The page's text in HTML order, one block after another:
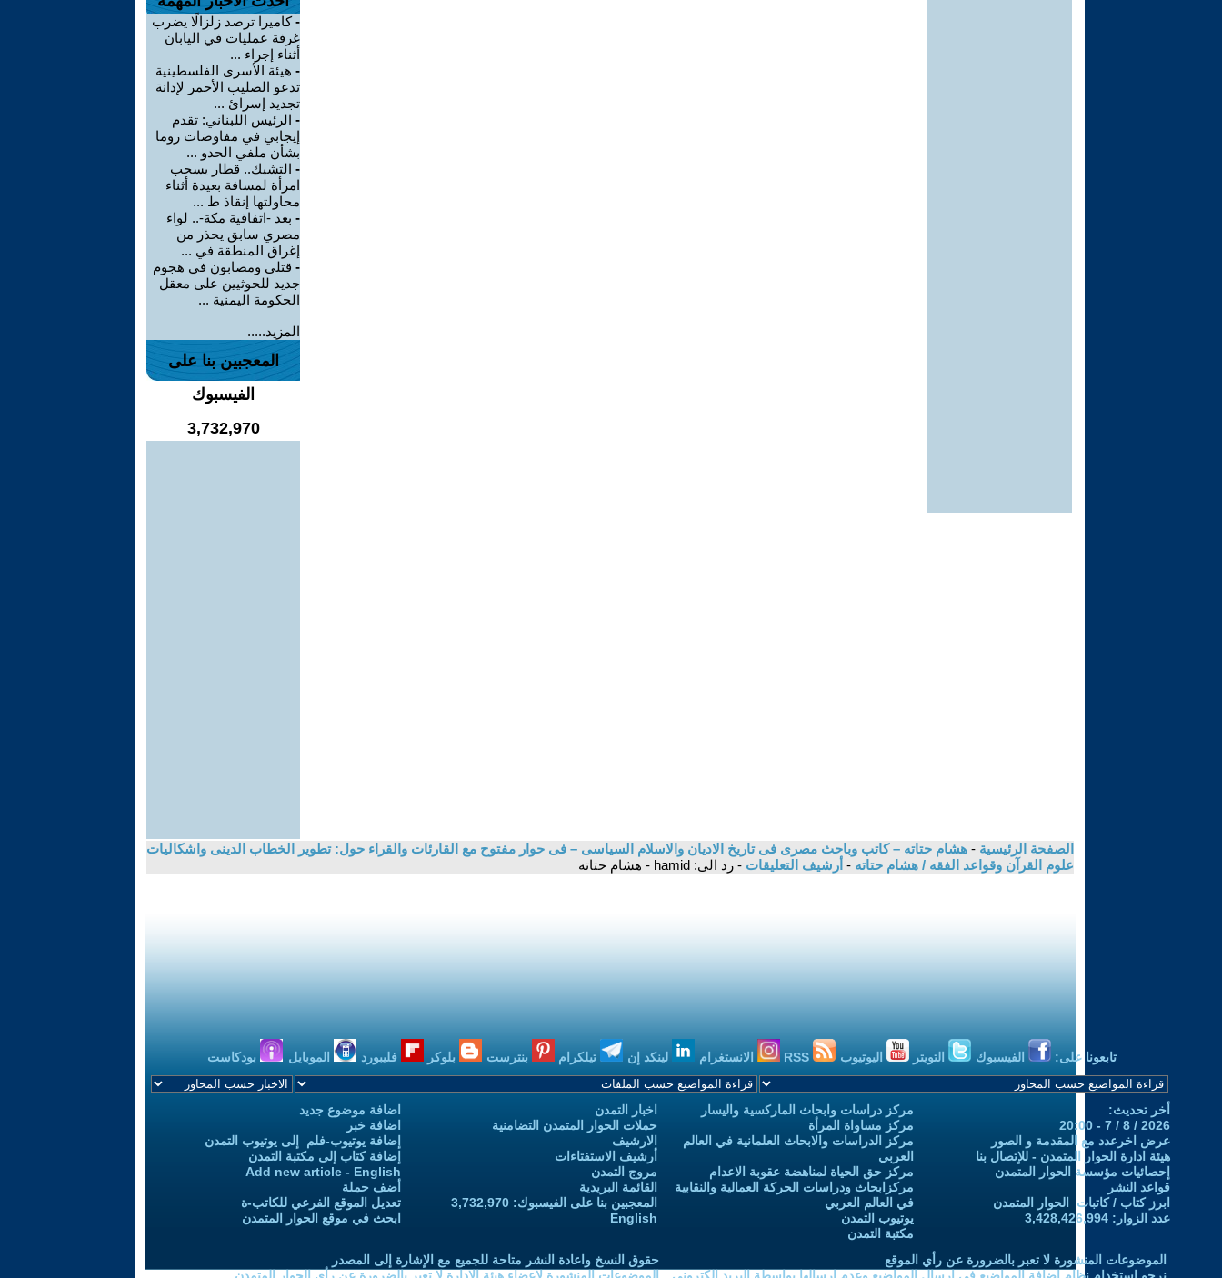
-كاميرا ترصد زلزالًا يضرب
غرفة عمليات في اليابان
أثناء إجراء ...
- هيئة الأسرى الفلسطينية
تدعو الصليب الأحمر لإدانة
تجديد إسرائ ...
- الرئيس اللبناني: تقدم
إيجابي في مفاوضات روما
بشأن ملفي الحدو ...
- التشيك.. قطار يسحب
امرأة لمسافة بعيدة أثناء
محاولتها إنقاذ ط ...
- بعد -اتفاقية مكة-.. لواء
مصري سابق يحذر من
إغراق المنطقة في ...
- قتلى ومصابون في هجوم
جديد للحوثيين على معقل
الحكومة اليمنية ...
المزيد.....
المعجبين بنا على
الفيسبوك
3,732,970
الصفحة الرئيسية - هشام حتاته – كاتب وباحث مصرى فى تاريخ الاديان والاسلام السياسى – فى حوار مفتوح مع القارئات والقراء حول: تطوير الخطاب الدينى واشكاليات
علوم القرآن وقواعد الفقه / هشام حتاته - أرشيف التعليقات - رد الى: hamid - هشام حتاته
تابعونا على: الفيسبوك التويتر اليوتيوب الانستغرام لينكد إن تيلكرام بنترست بلوكر فليبورد الموبايل بودكاست
أخر تحديث:
2026 / 8 / 7 - 20:00
عرض اخرعدد مع المقدمة و الصور
هيئة ادارة الحوار المتمدن - للإتصال بنا
إحصائيات مؤسسة الحوار المتمدن
قواعد النشر
ابرز كتاب / كاتبات الحوار المتمدن
عدد الزوار: 3,428,426,994
مركز دراسات وابحاث الماركسية واليسار
مركز مساواة المرأة
مركز الدراسات والابحاث العلمانية في العالم
العربي
مركز حق الحياة لمناهضة عقوبة الاعدام
مركزابحاث ودراسات الحركة العمالية والنقابية
في العالم العربي
يوتيوب التمدن
مكتبة التمدن
اخبار التمدن
حملات الحوار المتمدن التضامنية
الارشيف
أرشيف الاستفتاءات
مروج التمدن
القائمة البريدية
المعجبين بنا على الفيسبوك: 3,732,970
English
اضافة موضوع جديد
اضافة خبر
إضافة يوتيوب-فلم إلى يوتيوب التمدن
إضافة كتاب إلى مكتبة التمدن
Add new article - English
أضف حملة
تعديل الموقع الفرعي للكاتب-ة
ابحث في موقع الحوار المتمدن
الموضوعات المنشورة لا تعبر بالضرورة عن رأي الموقع
حقوق النسخ واعادة النشر متاحة للجميع مع الإشارة إلى المصدر